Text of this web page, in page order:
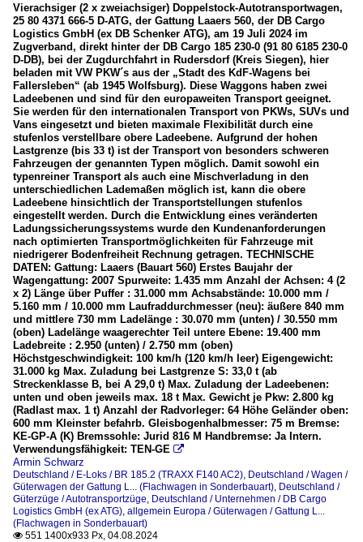
Vierachsiger (2 x zweiachsiger) Doppelstock-Autotransportwagen,
25 80 4371 666-5 D-ATG, der Gattung Laaers 560, der DB Cargo
Logistics GmbH (ex DB Schenker ATG), am 19 Juli 2024 im
Zugverband, direkt hinter der DB Cargo 185 230-0 (91 80 6185 230-0
D-DB), bei der Zugdurchfahrt in Rudersdorf (Kreis Siegen), hier
beladen mit VW PKW´s aus der „Stadt des KdF-Wagens bei
Fallersleben“ (ab 1945 Wolfsburg). Diese Waggons haben zwei
Ladeebenen und sind für den europaweiten Transport geeignet.
Sie werden für den internationalen Transport von PKWs, SUVs und
Vans eingesetzt und bieten maximale Flexibilität durch eine
stufenlos verstellbare obere Ladeebene. Aufgrund der hohen
Lastgrenze (bis 33 t) ist der Transport von besonders schweren
Fahrzeugen der genannten Typen möglich. Damit sowohl ein
typenreiner Transport als auch eine Mischverladung in den
unterschiedlichen Lademaßen möglich ist, kann die obere
Ladeebene hinsichtlich der Transportstellungen stufenlos
eingestellt werden. Durch die Entwicklung eines veränderten
Ladungssicherungssystems wurde den Kundenanforderungen
nach optimierten Transportmöglichkeiten für Fahrzeuge mit
niedrigerer Bodenfreiheit Rechnung getragen. TECHNISCHE
DATEN: Gattung: Laaers (Bauart 560) Erstes Baujahr der
Wagengattung: 2007 Spurweite: 1.435 mm Anzahl der Achsen: 4 (2
x 2) Länge über Puffer : 31.000 mm Achsabstände: 10.000 mm /
5.160 mm / 10.000 mm Laufraddurchmesser (neu): äußere 840 mm
und mittlere 730 mm Ladelänge : 30.070 mm (unten) / 30.550 mm
(oben) Ladelänge waagerechter Teil untere Ebene: 19.400 mm
Ladebreite : 2.950 (unten) / 2.750 mm (oben)
Höchstgeschwindigkeit: 100 km/h (120 km/h leer) Eigengewicht:
31.000 kg Max. Zuladung bei Lastgrenze S: 33,0 t (ab
Streckenklasse B, bei A 29,0 t) Max. Zuladung der Ladeebenen:
unten und oben jeweils max. 18 t Max. Gewicht je Pkw: 2.800 kg
(Radlast max. 1 t) Anzahl der Radvorleger: 64 Höhe Geländer oben:
600 mm Kleinster befahrb. Gleisbogenhalbmesser: 75 m Bremse:
KE-GP-A (K) Bremssohle: Jurid 816 M Handbremse: Ja Intern.
Verwendungsfähigkeit: TEN-GE 
Armin Schwarz
Deutschland / E-Loks / BR 185.2 (TRAXX F140 AC2) Deutschland / Wagen /
Güterwagen der Gattung L... (Flachwagen in Sonderbauart) Deutschland /
Güterzüge / Autotransportzüge Deutschland / Unternehmen / DB Cargo
Logistics GmbH (ex ATG) allgemein Europa / Güterwagen / Gattung L...
(Flachwagen in Sonderbauart)
 551 1400x933 Px, 04.08.2024